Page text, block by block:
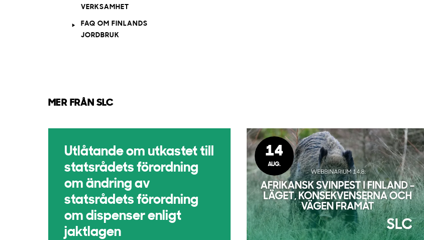
VERKSAMHET
FAQ OM FINLANDS
JORDBRUK
MER FRÅN SLC
Utlåtande om utkastet till
statsrådets förordning
om ändring av
statsrådets förordning
om dispenser enligt
jaktlagen
14
AUG.